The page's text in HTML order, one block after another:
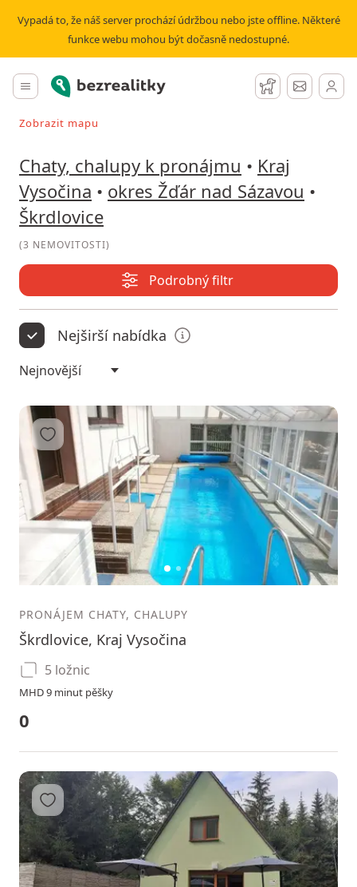
Vypadá to, že náš server prochází údržbou nebo jste offline. Některé
funkce webu mohou být dočasně nedostupné.
Hlavní menu
Bezrealitky Hlídací pes
Zprávy
Vyhledávat při pohybu v mapě
Zobrazit mapu
Chaty, chalupy k pronájmu • Kraj
Vysočina • okres Žďár nad Sázavou •
Škrdlovice
(3 NEMOVITOSTI)
Podrobný filtr
Nejširší nabídka
12 3
Přidat do oblíbených
PRONÁJEM CHATY, CHALUPY
Škrdlovice, Kraj Vysočina
5 ložnic
MHD 9 minut pěšky
0
Přidat do oblíbených